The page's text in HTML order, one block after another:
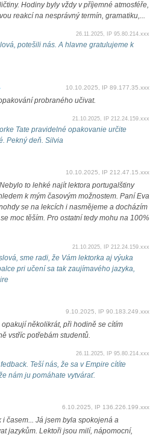
Hodiny byly vždy v příjemné atmosféře,
reakcí na nesprávný termín, gramatiku,...
26.11.2025, IP 95.80.214.xxx
potešili nás. A hlavne gratulujeme k
10.10.2025, IP 89.177.35.xxx
probraného učivat.
21.10.2025, IP 212.24.159.xxx
Tate pravidelné opakovanie určite
Pekný deň. Silvia
10.10.2025, IP 212.47.15.xxx
to lehké najít lektora portugalštiny
k mým časovým možnostem. Paní Eva
se na lekcích i nasmějeme a docházím
moc těším. Pro ostatní tedy mohu na 100%
21.10.2025, IP 212.24.159.xxx
sme radi, že Vám lektorka aj výuka
pri učení sa tak zaujímavého jazyka,
9.10.2025, IP 90.183.249.xxx
několikrát, při hodině se cítím
vstříc potřebám studentů.
26.11.2025, IP 95.80.214.xxx
Teší nás, že sa v Empire cítíte
nám ju pomáhate vytvárať.
6.10.2025, IP 136.226.199.xxx
časem... Já jsem byla spokojená a
jazykům. Lektoři jsou milí, nápomocní,